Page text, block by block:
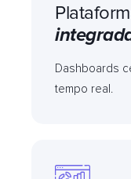
Dashboards
tempo real.